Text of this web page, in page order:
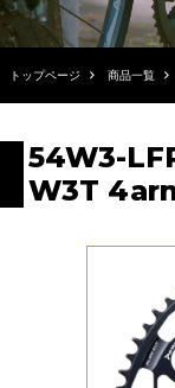
トップページ 商品一覧
54W3-
W3T